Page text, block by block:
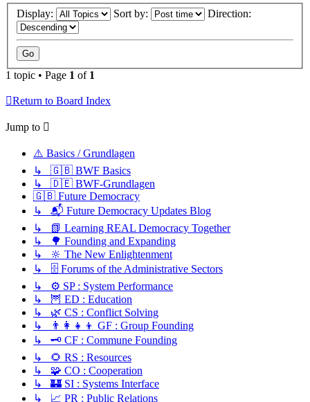
Display: Sort by: Direction:
1 topic • Page 1 of 1
Return to Board Index
Jump to
⚠️ Basics / Grundlagen
↳ 🇬🇧 BWF Basics
↳ 🇩🇪 BWF-Grundlagen
🇬🇧 Future Democracy
↳ 📬 Future Democracy Updates Blog
↳ 📗 Learning REAL Democracy Together
↳ 🌳 Founding and Expanding
↳ 🔆 The New Enlightenment
↳ 🗄️ Forums of the Administrative Sectors
↳ ⚙️ SP : System Performance
↳ 🦉 ED : Education
↳ 🌿 CS : Conflict Solving
↳ 👨‍👩‍👧‍👦 GF : Group Founding
↳ 🗝️ CF : Commune Founding
↳ 🌻 RS : Resources
↳ 🧩 CO : Cooperation
↳ 🏰 SI : Systems Interface
↳ 📈 PR : Public Relations